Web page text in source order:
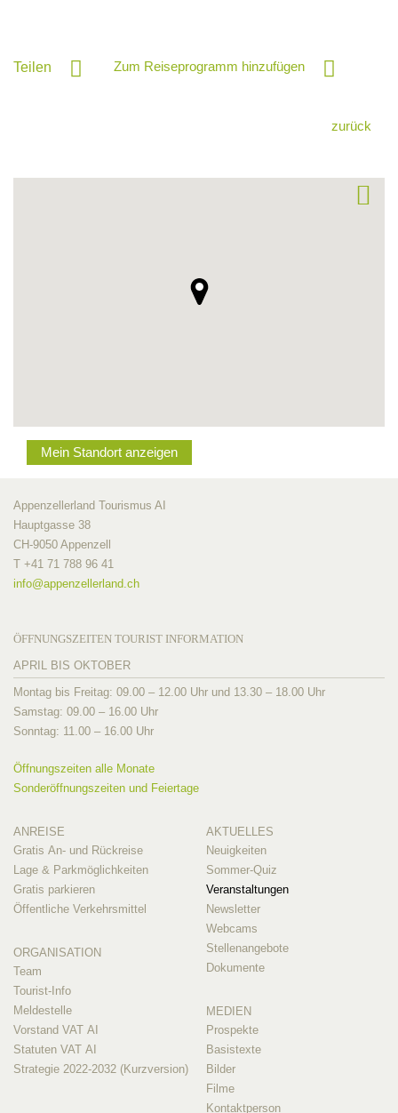
Teilen Zum Reiseprogramm hinzufügen
zurück
Mein Standort anzeigen
Appenzellerland Tourismus AI
Hauptgasse 38
CH-9050 Appenzell
T +41 71 788 96 41
info@appenzellerland.ch
ÖFFNUNGSZEITEN TOURIST INFORMATION
APRIL BIS OKTOBER
Montag bis Freitag: 09.00 – 12.00 Uhr und 13.30 – 18.00 Uhr
Samstag: 09.00 – 16.00 Uhr
Sonntag: 11.00 – 16.00 Uhr
Öffnungszeiten alle Monate
Sonderöffnungszeiten und Feiertage
ANREISE
Gratis An- und Rückreise
Lage & Parkmöglichkeiten
Gratis parkieren
Öffentliche Verkehrsmittel
ORGANISATION
Team
Tourist-Info
Meldestelle
Vorstand VAT AI
Statuten VAT AI
Strategie 2022-2032 (Kurzversion)
AKTUELLES
Neuigkeiten
Sommer-Quiz
Veranstaltungen
Newsletter
Webcams
Stellenangebote
Dokumente
MEDIEN
Prospekte
Basistexte
Bilder
Filme
Kontaktperson